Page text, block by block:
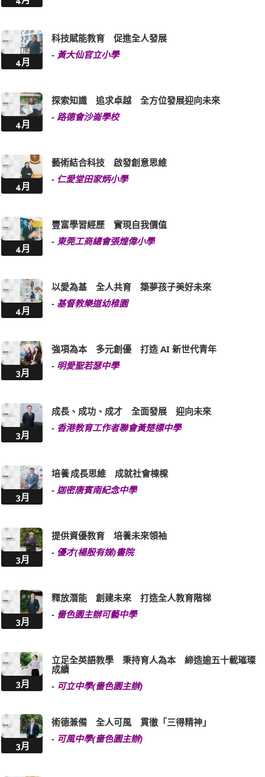
4月
科技賦能教育 促進全人發展
- 黃大仙官立小學
4月
探索知識 追求卓越 全方位發展迎向未來
- 路德會沙崙學校
4月
藝術結合科技 啟發創意思維
- 仁愛堂田家炳小學
4月
豐富學習經歷 實現自我價值
- 東莞工商總會張煌偉小學
4月
以愛為基 全人共育 築夢孩子美好未來
- 基督教樂道幼稚園
3月
強項為本 多元創優 打造 AI 新世代青年
- 明愛聖若瑟中學
3月
成長、成功、成才 全面發展 迎向未來
- 香港教育工作者聯會黃楚標中學
3月
培養 成長思維 成就社會棟樑
- 迦密唐賓南紀念中學
3月
提供資優教育 培養未來領袖
- 優才(楊殷有娣)書院
3月
釋放潛能 創建未來 打造全人教育階梯
- 嗇色園主辦可藝中學
3月
立足全英語教學 秉持育人為本 締造逾五十載璀璨
成績
- 可立中學(嗇色園主辦)
3月
術德兼備 全人可風 貫徹「三得精神」
- 可風中學(嗇色園主辦)